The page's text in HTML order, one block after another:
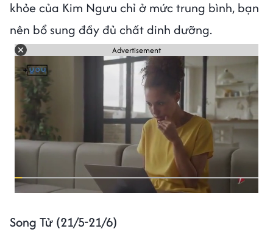
khỏe của Kim Ngưu chỉ ở mức trung bình, bạn
nên bổ sung đầy đủ chất dinh dưỡng.
Advertisement
Song Tử (21/5-21/6)